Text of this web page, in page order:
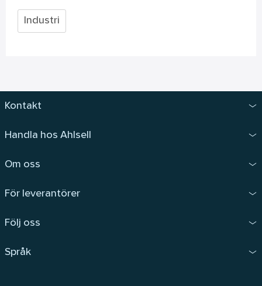
Industri
Kontakt
Handla hos Ahlsell
Om oss
För leverantörer
Följ oss
Språk